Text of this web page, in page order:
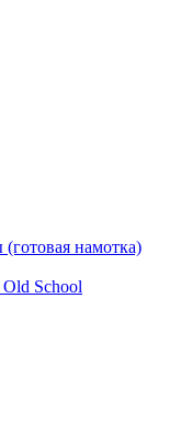
намотка)
School